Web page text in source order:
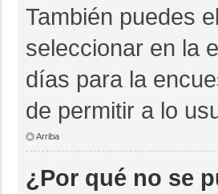
También puedes
seleccionar en la
días para la
de permitir a lo
Arriba
¿Por qué no se